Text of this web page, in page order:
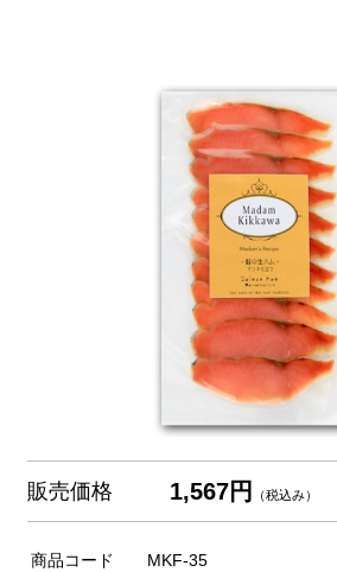
販売価格 1,567円 （税込み）
商品コード MKF-35